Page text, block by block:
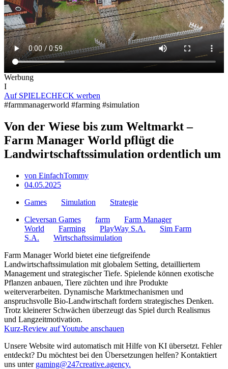
Werbung
I
Auf SPIELECHECK werben
#farmmanagerworld #farming #simulation
Von der Wiese bis zum Weltmarkt –
Farm Manager World pflügt die
Landwirtschaftssimulation ordentlich um
von EinfachTommy
04.05.2025
Games
Simulation
Strategie
Cleversan Games
farm
Farm Manager
World
Farming PlayWay S.A.
Sim Farm
S.A.
Wirtschaftssimulation
Farm Manager World bietet eine tiefgreifende
Landwirtschaftssimulation mit globalem Setting, detailliertem
Management und strategischer Tiefe. Spielende können exotische
Pflanzen anbauen, Tiere züchten und ihre Produkte
weiterverarbeiten. Dynamische Marktmechanismen und
anspruchsvolle Bio-Landwirtschaft fordern strategisches Denken.
Trotz kleinerer Schwächen überzeugt das Spiel durch Realismus
und Langzeitmotivation.
Kurz-Review auf Youtube anschauen
Unsere Website wird automatisch mit Hilfe von KI übersetzt. Fehler
entdeckt? Du möchtest bei den Übersetzungen helfen? Kontaktiert
uns unter gaming@247creative.agency.